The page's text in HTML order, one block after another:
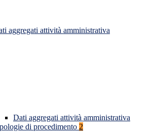
aggregati attività amministrativa
Dati aggregati attività amministrativa
di procedimento 2